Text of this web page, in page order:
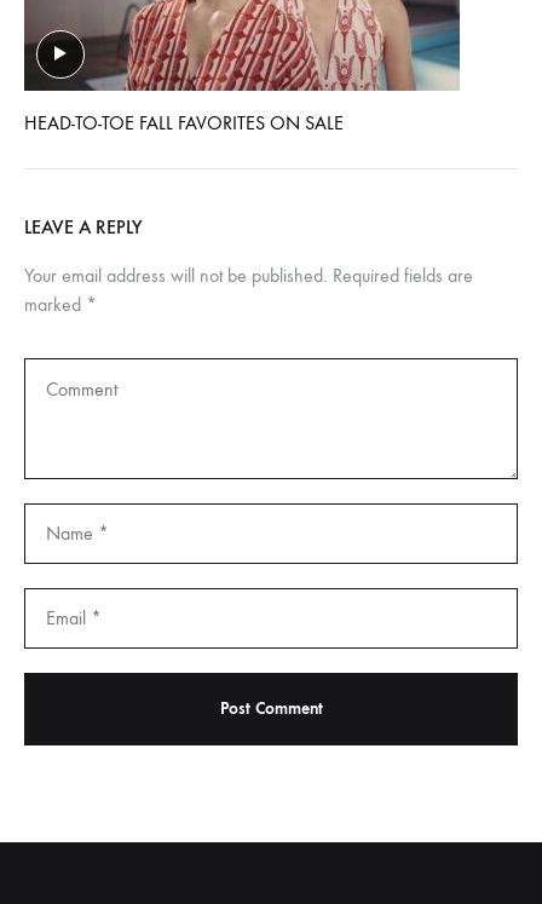
HEAD-TO-TOE FALL FAVORITES ON SALE
LEAVE A REPLY
Your email address will not be published. Required fields are
marked *